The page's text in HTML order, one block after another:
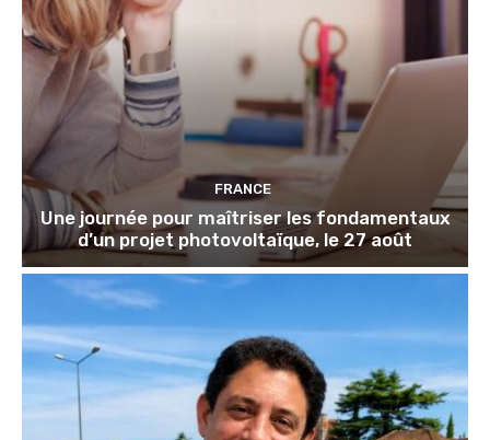
FRANCE
Une journée pour maîtriser les fondamentaux
d’un projet photovoltaïque, le 27 août